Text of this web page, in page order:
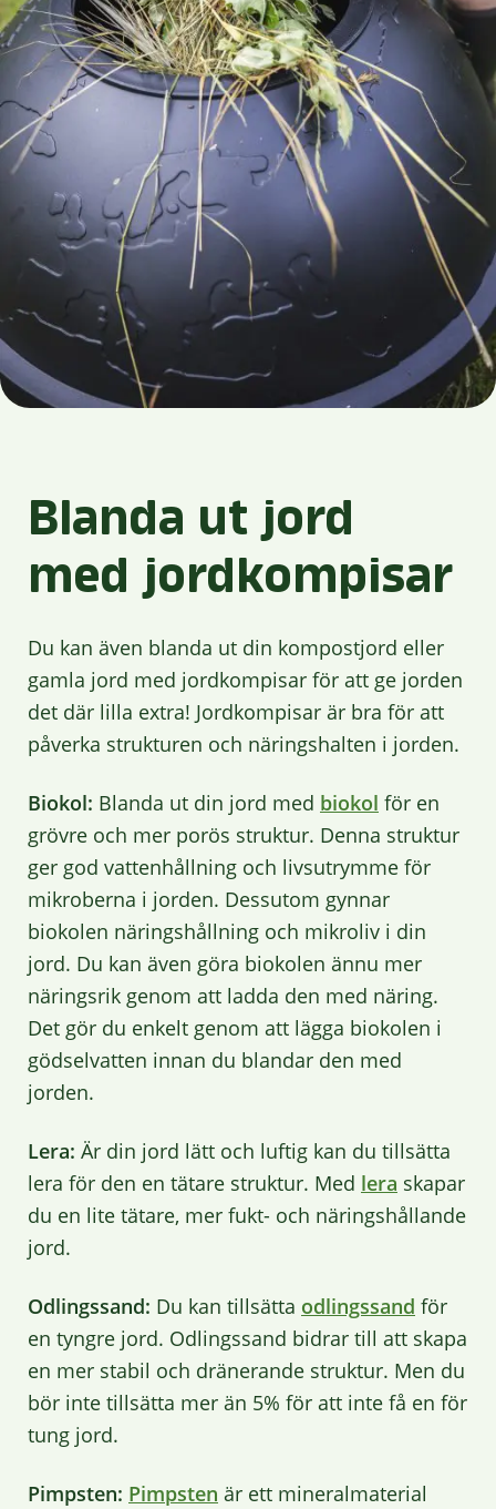
Blanda ut jord
med jordkompisar
Du kan även blanda ut din kompostjord eller
gamla jord med jordkompisar för att ge jorden
det där lilla extra! Jordkompisar är bra för att
påverka strukturen och näringshalten i jorden.
Biokol: Blanda ut din jord med biokol för en
grövre och mer porös struktur. Denna struktur
ger god vattenhållning och livsutrymme för
mikroberna i jorden. Dessutom gynnar
biokolen näringshållning och mikroliv i din
jord. Du kan även göra biokolen ännu mer
näringsrik genom att ladda den med näring.
Det gör du enkelt genom att lägga biokolen i
gödselvatten innan du blandar den med
jorden.
Lera: Är din jord lätt och luftig kan du tillsätta
lera för den en tätare struktur. Med lera skapar
du en lite tätare, mer fukt- och näringshållande
jord.
Odlingssand: Du kan tillsätta odlingssand för
en tyngre jord. Odlingssand bidrar till att skapa
en mer stabil och dränerande struktur. Men du
bör inte tillsätta mer än 5% för att inte få en för
tung jord.
Pimpsten: Pimpsten är ett mineralmaterial